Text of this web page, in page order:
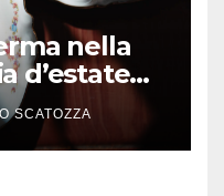
nella
da
SCATOZZA